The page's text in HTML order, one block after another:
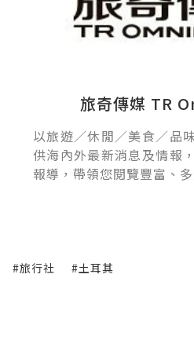
旅奇傳媒 TR
以旅遊／休閒／美食／品
供海內外最新消息及情報
報導，帶領您閱覽豐富、多
#旅行社 #土耳其